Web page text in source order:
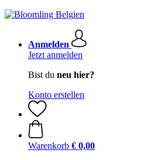
Anmelden
Jetzt anmelden
Bist du neu hier?
Konto erstellen
Warenkorb € 0,00